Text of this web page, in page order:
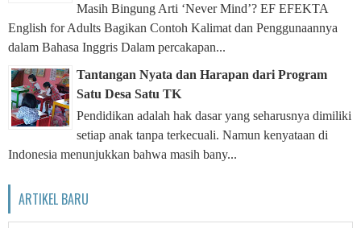
Masih Bingung Arti ‘Never Mind’? EF EFEKTA
English for Adults Bagikan Contoh Kalimat dan Penggunaannya
dalam Bahasa Inggris Dalam percakapan...
Tantangan Nyata dan Harapan dari Program
Satu Desa Satu TK
Pendidikan adalah hak dasar yang seharusnya dimiliki
setiap anak tanpa terkecuali. Namun kenyataan di
Indonesia menunjukkan bahwa masih bany...
ARTIKEL BARU